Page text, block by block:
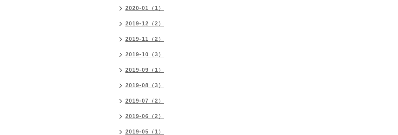
2020-01（1）
2019-12（2）
2019-11（2）
2019-10（3）
2019-09（1）
2019-08（3）
2019-07（2）
2019-06（2）
2019-05（1）